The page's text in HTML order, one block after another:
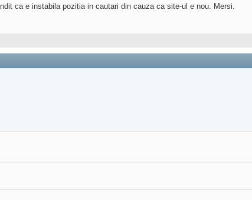
ca e instabila pozitia in cautari din cauza ca site-ul e nou. Mersi.